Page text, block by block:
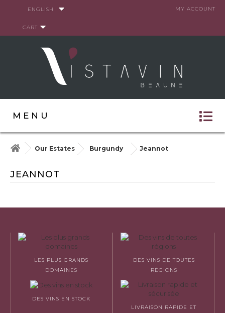
MY ACCOUNT
ENGLISH
CART
MENU
Our Estates Burgundy Jeannot
JEANNOT
LES PLUS GRANDS
DOMAINES
DES VINS DE TOUTES
RÉGIONS
DES VINS EN STOCK
LIVRAISON RAPIDE ET